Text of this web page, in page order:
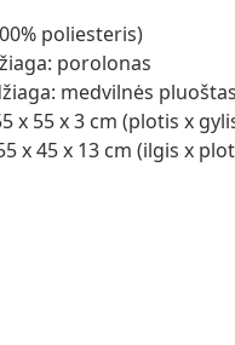
poliesteris)
porolonas
medvilnės pluoštas
x 55 x 3 cm (plotis x
x 45 x 13 cm (ilgis x